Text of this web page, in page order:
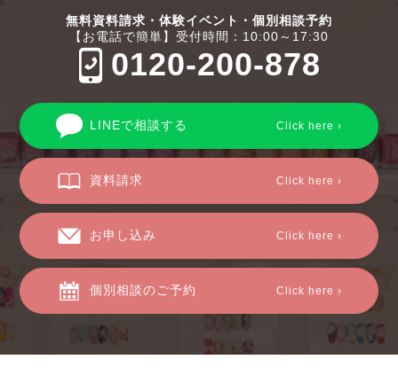
無料資料請求・体験イベント・個別相談予約
【お電話で簡単】受付時間：10:00～17:30
0120-200-878
LINEで相談する Click here ›
資料請求 Click here ›
お申し込み Click here ›
個別相談のご予約 Click here ›